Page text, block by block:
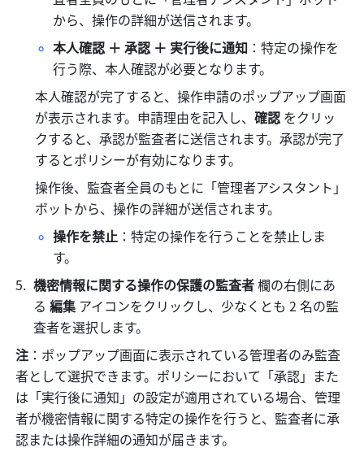
から、操作の詳細が送信されます。
本人確認 ＋ 承認 ＋ 実行後に通知 ：特定の操作を
行う際、本人確認が必要となります。
本人確認が完了すると、操作申請のポップアップ画面
が表示されます。申請理由を記入し、確認 をクリッ
クすると、承認が監査者に送信されます。承認が完了
するとポリシーが有効になります。
操作後、監査者全員のもとに「管理者アシスタント」
ボットから、操作の詳細が送信されます。
操作を禁止 ：特定の操作を行うことを禁止しま
す。
機密情報に関する操作の保護の監査者 欄の右側にあ
る 編集 アイコンをクリックし、少なくとも 2 名の監
査者を選択します。
注 ：ポップアップ画面に表示されている管理者のみ監査
者として選択できます。ポリシーにおいて「承認」また
は「実行後に通知」の設定が適用されている場合、管理
者が機密情報に関する特定の操作を行うと、監査者に承
認または操作詳細の通知が届きます。